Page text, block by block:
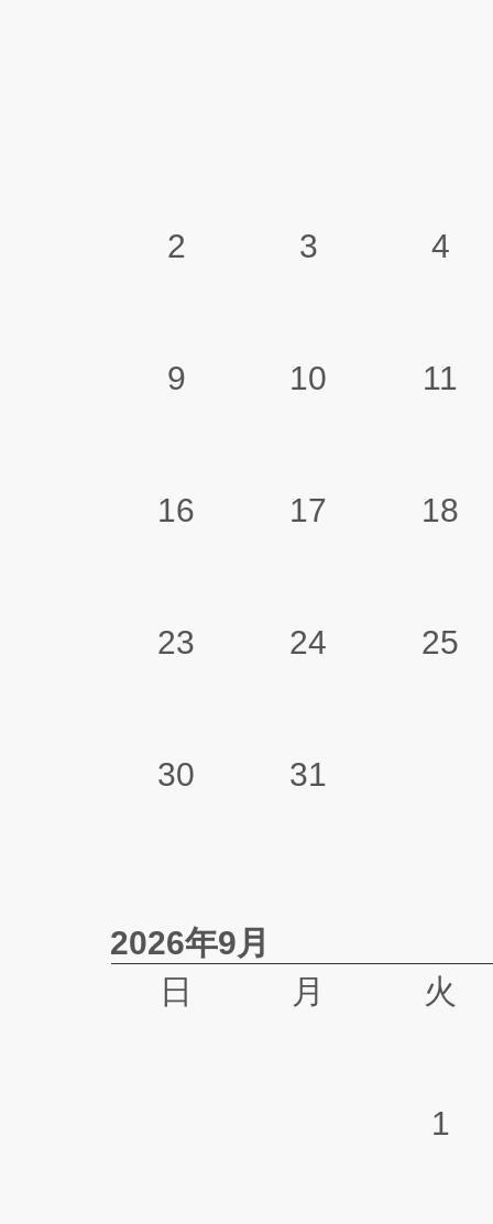
2 3 4
9 10 11
16 17 18
23 24 25
30 31
2026年9月
日
月 火
1